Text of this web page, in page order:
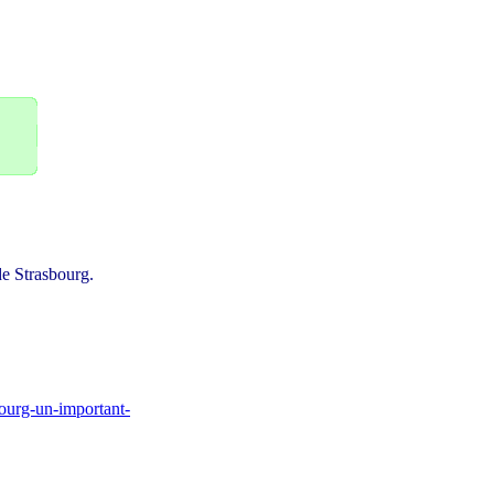
Strasbourg.
un-important-